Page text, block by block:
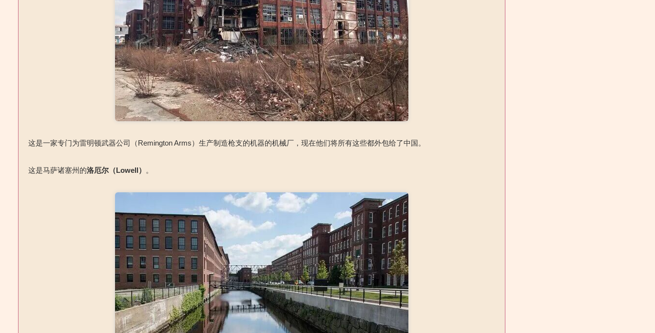
这是一家专门为雷明顿武器公司（Remington Arms）生产制造枪支的机器的机械厂，现在他们将所有这些都外包给了中国。
这是马萨诸塞州的洛厄尔 （Lowell） 。